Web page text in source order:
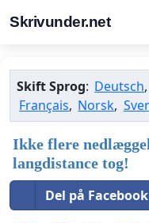
Skrivunder.net
Skift Sprog: Deutsch,
Français, Norsk,
Ikke flere
langdistance tog!
Del på